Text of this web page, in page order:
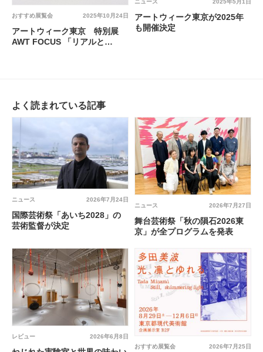
2025年10月24日
おすすめ展覧会
アートウィーク東京 特別展
AWT FOCUS 「リアルと
2025年5月1日
ニュース
アートウィーク東京が2025年
も開催決定
よく読まれている記事
2026年7月24日
ニュース
国際芸術祭「あいち2028」の
芸術監督が決定
2026年7月27日
ニュース
舞台芸術祭「秋の隕石2026東
京」が全プログラムを発表
2026年6月8日
レビュー
2026年7月25日
おすすめ展覧会